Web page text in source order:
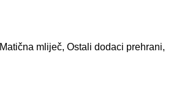
Matična mliječ, Ostali dodaci prehrani,